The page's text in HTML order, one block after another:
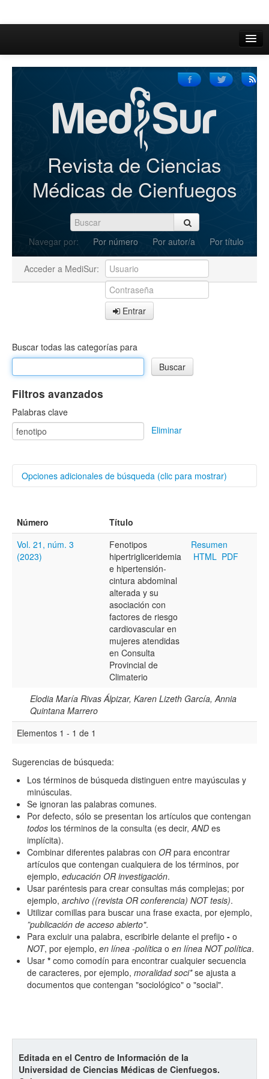
Inicio
Iniciar sesión
Registrarse
Revista de Ciencias
Médicas de Cienfuegos
Navegar por: Por número Por autor/a Por título
Acceder a MediSur:
Entrar
Buscar todas las categorías para
Filtros avanzados
Palabras clave
Eliminar
Opciones adicionales de búsqueda (clic para mostrar)
Autores/as
Archivo(s) adicional(es)
De
Hasta
Términos de indexación
Disciplinas
Tipo (método/enfoque)
Cobertura
Número
Título
Vol. 21, núm. 3
(2023)
Fenotipos
hipertrigliceridemia
e hipertensión-
cintura abdominal
alterada y su
asociación con
factores de riesgo
cardiovascular en
mujeres atendidas
en Consulta
Provincial de
Climaterio
Resumen
HTML PDF
Elodia María Rivas Álpizar, Karen Lizeth García, Annia
Quintana Marrero
Elementos 1 - 1 de 1
Sugerencias de búsqueda:
Los términos de búsqueda distinguen entre mayúsculas y
minúsculas.
Se ignoran las palabras comunes.
Por defecto, sólo se presentan los artículos que contengan
todos los términos de la consulta (es decir, AND es
implícita).
Combinar diferentes palabras con OR para encontrar
artículos que contengan cualquiera de los términos, por
ejemplo, educación OR investigación.
Usar paréntesis para crear consultas más complejas; por
ejemplo, archivo ((revista OR conferencia) NOT tesis).
Utilizar comillas para buscar una frase exacta, por ejemplo,
”publicación de acceso abierto".
Para excluir una palabra, escribirle delante el prefijo - o
NOT, por ejemplo, en línea -política o en línea NOT política.
Usar * como comodín para encontrar cualquier secuencia
de caracteres, por ejemplo, moralidad soci*se ajusta a
documentos que contengan "sociológico" o "social".
Editada en el Centro de Información de la
Universidad de Ciencias Médicas de Cienfuegos.